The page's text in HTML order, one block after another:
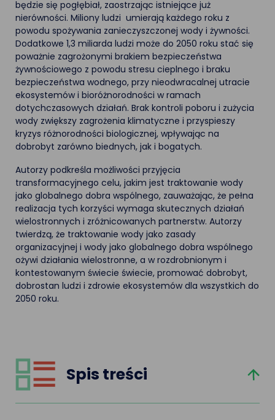
będzie się pogłębiał, zaostrzając istniejące już
nierówności. Miliony ludzi umierają każdego roku z
powodu spożywania zanieczyszczonej wody i żywności.
Dodatkowe 1,3 miliarda ludzi może do 2050 roku stać się
poważnie zagrożonymi brakiem bezpieczeństwa
żywnościowego z powodu stresu cieplnego i braku
bezpieczeństwa wodnego, przy nieodwracalnej utracie
ekosystemów i bioróżnorodności w ramach
dotychczasowych działań. Brak kontroli poboru i zużycia
wody zwiększy zagrożenia klimatyczne i przyspieszy
kryzys różnorodności biologicznej, wpływając na
dobrobyt zarówno biednych, jak i bogatych.
Autorzy podkreśla możliwości przyjęcia
transformacyjnego celu, jakim jest traktowanie wody
jako globalnego dobra wspólnego, zauważając, że pełna
realizacja tych korzyści wymaga skutecznych działań
wielostronnych i zróżnicowanych partnerstw. Autorzy
twierdzą, że traktowanie wody jako zasady
organizacyjnej i wody jako globalnego dobra wspólnego
ożywi działania wielostronne, a w rozdrobnionym i
kontestowanym świecie świecie, promować dobrobyt,
dobrostan ludzi i zdrowie ekosystemów dla wszystkich do
2050 roku.
Spis treści